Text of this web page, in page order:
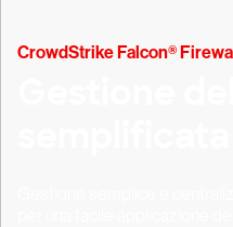
CrowdStrike Falcon®